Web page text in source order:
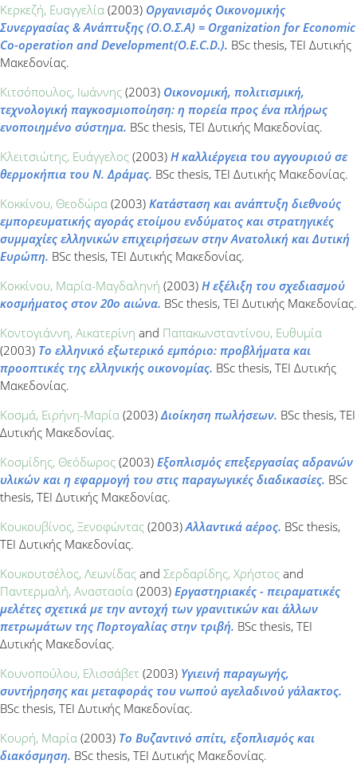
Κερκεζή, Ευαγγελία (2003) Οργανισμός Οικονομικής
Συνεργασίας & Ανάπτυξης (Ο.Ο.Σ.Α) = Organization for Economic
Co-operation and Development(O.E.C.D.). BSc thesis, ΤΕΙ Δυτικής
Μακεδονίας.
Κιτσόπουλος, Ιωάννης (2003) Οικονομική, πολιτισμική,
τεχνολογική παγκοσμιοποίηση: η πορεία προς ένα πλήρως
ενοποιημένο σύστημα. BSc thesis, ΤΕΙ Δυτικής Μακεδονίας.
Κλειτσιώτης, Ευάγγελος (2003) Η καλλιέργεια του αγγουριού σε
θερμοκήπια του Ν. Δράμας. BSc thesis, ΤΕΙ Δυτικής Μακεδονίας.
Κοκκίνου, Θεοδώρα (2003) Κατάσταση και ανάπτυξη διεθνούς
εμπορευματικής αγοράς ετοίμου ενδύματος και στρατηγικές
συμμαχίες ελληνικών επιχειρήσεων στην Ανατολική και Δυτική
Ευρώπη. BSc thesis, ΤΕΙ Δυτικής Μακεδονίας.
Κοκκίνου, Μαρία-Μαγδαληνή (2003) Η εξέλιξη του σχεδιασμού
κοσμήματος στον 20ο αιώνα. BSc thesis, ΤΕΙ Δυτικής Μακεδονίας.
Κοντογιάννη, Αικατερίνη and Παπακωνσταντίνου, Ευθυμία
(2003) Το ελληνικό εξωτερικό εμπόριο: προβλήματα και
προοπτικές της ελληνικής οικονομίας. BSc thesis, ΤΕΙ Δυτικής
Μακεδονίας.
Κοσμά, Ειρήνη-Μαρία (2003) Διοίκηση πωλήσεων. BSc thesis, ΤΕΙ
Δυτικής Μακεδονίας.
Κοσμίδης, Θεόδωρος (2003) Εξοπλισμός επεξεργασίας αδρανών
υλικών και η εφαρμογή του στις παραγωγικές διαδικασίες. BSc
thesis, ΤΕΙ Δυτικής Μακεδονίας.
Κουκουβίνος, Ξενοφώντας (2003)Αλλαντικά αέρος. BSc thesis,
ΤΕΙ Δυτικής Μακεδονίας.
Κουκουτσέλος, Λεωνίδας and Σερδαρίδης, Χρήστος and
Παντερμαλή, Αναστασία (2003) Εργαστηριακές - πειραματικές
μελέτες σχετικά με την αντοχή των γρανιτικών και άλλων
πετρωμάτων της Πορτογαλίας στην τριβή. BSc thesis, ΤΕΙ
Δυτικής Μακεδονίας.
Κουνοπούλου, Ελισσάβετ (2003) Υγιεινή παραγωγής,
συντήρησης και μεταφοράς του νωπού αγελαδινού γάλακτος.
BSc thesis, ΤΕΙ Δυτικής Μακεδονίας.
Κουρή, Μαρία (2003) Το Βυζαντινό σπίτι, εξοπλισμός και
διακόσμηση. BSc thesis, ΤΕΙ Δυτικής Μακεδονίας.